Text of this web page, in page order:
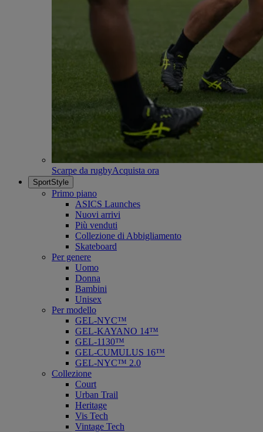
Scarpe da rugbyAcquista ora
SportStyle
Primo piano
ASICS Launches
Nuovi arrivi
Più venduti
Collezione di Abbigliamento
Skateboard
Per genere
Uomo
Donna
Bambini
Unisex
Per modello
GEL-NYC™
GEL-KAYANO 14™
GEL-1130™
GEL-CUMULUS 16™
GEL-NYC™ 2.0
Collezione
Court
Urban Trail
Heritage
Vis Tech
Vintage Tech